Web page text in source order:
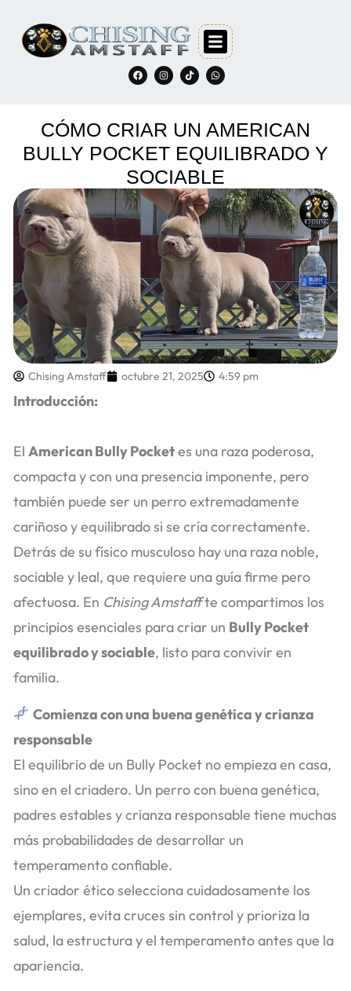
CÓMO CRIAR UN AMERICAN
BULLY POCKET EQUILIBRADO Y
SOCIABLE
Chising Amstaff octubre 21, 2025 4:59 pm
Introducción:
El American Bully Pocketes una raza poderosa,
compacta y con una presencia imponente, pero
también puede ser un perro extremadamente
cariñoso y equilibrado si se cría correctamente.
Detrás de su físico musculoso hay una raza noble,
sociable y leal, que requiere una guía firme pero
afectuosa. En Chising Amstaffte compartimos los
principios esenciales para criar un Bully Pocket
equilibrado y sociable, listo para convivir en
familia.
Comienza con una buena genética y crianza
responsable
El equilibrio de un Bully Pocket no empieza en casa,
sino en el criadero. Un perro con buena genética,
padres estables y crianza responsable tiene muchas
más probabilidades de desarrollar un
temperamento confiable.
Un criador ético selecciona cuidadosamente los
ejemplares, evita cruces sin control y prioriza la
salud, la estructura y el temperamento antes que la
apariencia.